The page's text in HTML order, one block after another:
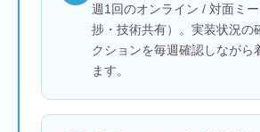
週1回のオンライン / 対面ミ
捗・技術共有）。実装状況の
クションを毎週確認しながら
ます。